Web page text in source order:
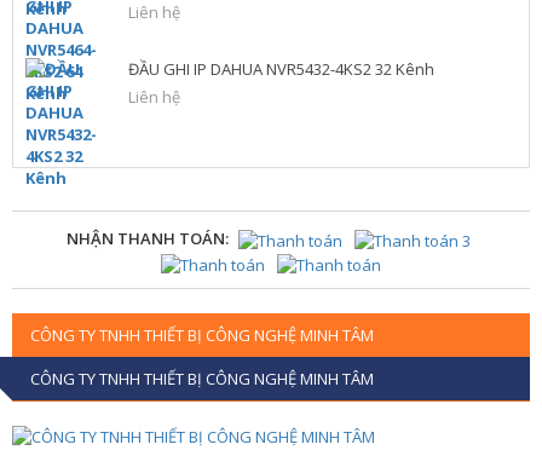
Liên hệ
ĐẦU GHI IP DAHUA NVR5432-4KS2 32 Kênh
Liên hệ
NHẬN THANH TOÁN:
CÔNG TY TNHH THIẾT BỊ CÔNG NGHỆ MINH TÂM
CÔNG TY TNHH THIẾT BỊ CÔNG NGHỆ MINH TÂM